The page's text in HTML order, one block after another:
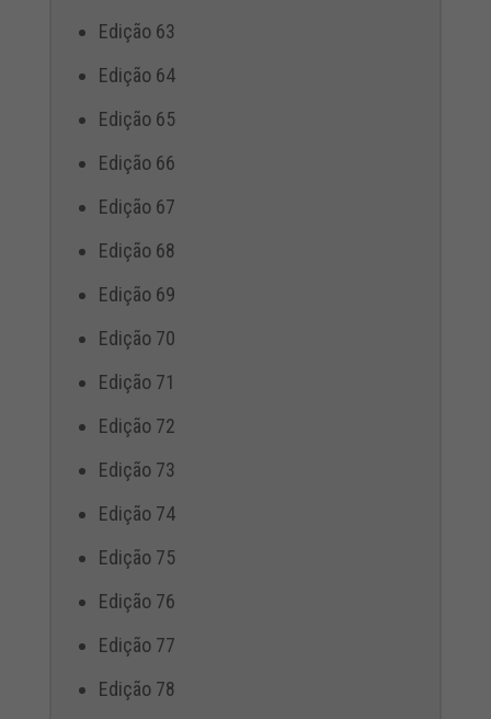
Edição 63
Edição 64
Edição 65
Edição 66
Edição 67
Edição 68
Edição 69
Edição 70
Edição 71
Edição 72
Edição 73
Edição 74
Edição 75
Edição 76
Edição 77
Edição 78